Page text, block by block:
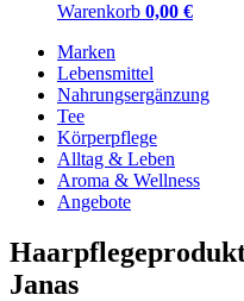
Warenkorb 0,00 €
Marken
Lebensmittel
Nahrungsergänzung
Tee
Körperpflege
Alltag & Leben
Aroma & Wellness
Angebote
Janas